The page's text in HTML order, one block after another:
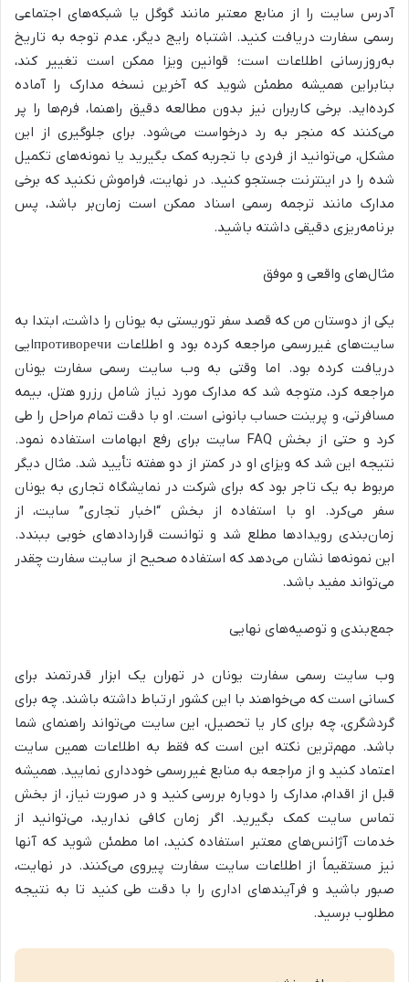
آدرس سایت را از منابع معتبر مانند گوگل یا شبکه‌های اجتماعی
رسمی سفارت دریافت کنید. اشتباه رایج دیگر، عدم توجه به تاریخ
به‌روزرسانی اطلاعات است؛ قوانین ویزا ممکن است تغییر کند،
بنابراین همیشه مطمئن شوید که آخرین نسخه مدارک را آماده
کرده‌اید. برخی کاربران نیز بدون مطالعه دقیق راهنما، فرم‌ها را پر
می‌کنند که منجر به رد درخواست می‌شود. برای جلوگیری از این
مشکل، می‌توانید از فردی با تجربه کمک بگیرید یا نمونه‌های تکمیل
شده را در اینترنت جستجو کنید. در نهایت، فراموش نکنید که برخی
مدارک مانند ترجمه رسمی اسناد ممکن است زمان‌بر باشد، پس
برنامه‌ریزی دقیقی داشته باشید.
مثال‌های واقعی و موفق
یکی از دوستان من که قصد سفر توریستی به یونان را داشت، ابتدا به
سایت‌های غیررسمی مراجعه کرده بود و اطلاعات противоречиایی
دریافت کرده بود. اما وقتی به وب سایت رسمی سفارت یونان
مراجعه کرد، متوجه شد که مدارک مورد نیاز شامل رزرو هتل، بیمه
مسافرتی، و پرینت حساب بانونی است. او با دقت تمام مراحل را طی
کرد و حتی از بخش FAQ سایت برای رفع ابهامات استفاده نمود.
نتیجه این شد که ویزای او در کمتر از دو هفته تأیید شد. مثال دیگر
مربوط به یک تاجر بود که برای شرکت در نمایشگاه تجاری به یونان
سفر می‌کرد. او با استفاده از بخش “اخبار تجاری” سایت، از
زمان‌بندی رویدادها مطلع شد و توانست قراردادهای خوبی ببندد.
این نمونه‌ها نشان می‌دهد که استفاده صحیح از سایت سفارت چقدر
می‌تواند مفید باشد.
جمع‌بندی و توصیه‌های نهایی
وب سایت رسمی سفارت یونان در تهران یک ابزار قدرتمند برای
کسانی است که می‌خواهند با این کشور ارتباط داشته باشند. چه برای
گردشگری، چه برای کار یا تحصیل، این سایت می‌تواند راهنمای شما
باشد. مهم‌ترین نکته این است که فقط به اطلاعات همین سایت
اعتماد کنید و از مراجعه به منابع غیررسمی خودداری نمایید. همیشه
قبل از اقدام، مدارک را دوباره بررسی کنید و در صورت نیاز، از بخش
تماس سایت کمک بگیرید. اگر زمان کافی ندارید، می‌توانید از
خدمات آژانس‌های معتبر استفاده کنید، اما مطمئن شوید که آنها
نیز مستقیماً از اطلاعات سایت سفارت پیروی می‌کنند. در نهایت،
صبور باشید و فرآیندهای اداری را با دقت طی کنید تا به نتیجه
مطلوب برسید.